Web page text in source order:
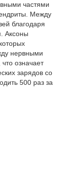
частями
Между
благодаря
Аксоны
нервными
, что означает
зарядов со
500 раз за